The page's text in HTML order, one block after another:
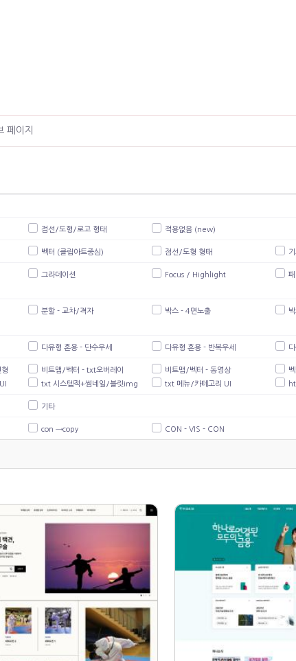
페이지
점선/도형/로고 형태 적용없음 (new)
벡터 (클립아트중심) 점선/도형 형태
그라데이션 Focus / Highlight
분할 - 교차/격자 박스 - 4면노출
다유형 혼용 - 단수우세 다유형 혼용 - 반복우세
비트맵/벡터 - txt오버레이 비트맵/벡터 - 동영상
txt 시스템적+썸네일/블릿img txt 메뉴/카테고리 UI
기타
con →copy CON - VIS - CON